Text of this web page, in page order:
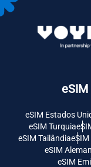
eSIM Estados
eSIM Turquia
eSIM Tailândia
eSIM
eSIM